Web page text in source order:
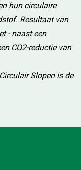
hun circulaire
Resultaat van
- naast een
CO2-reductie van
Slopen is de